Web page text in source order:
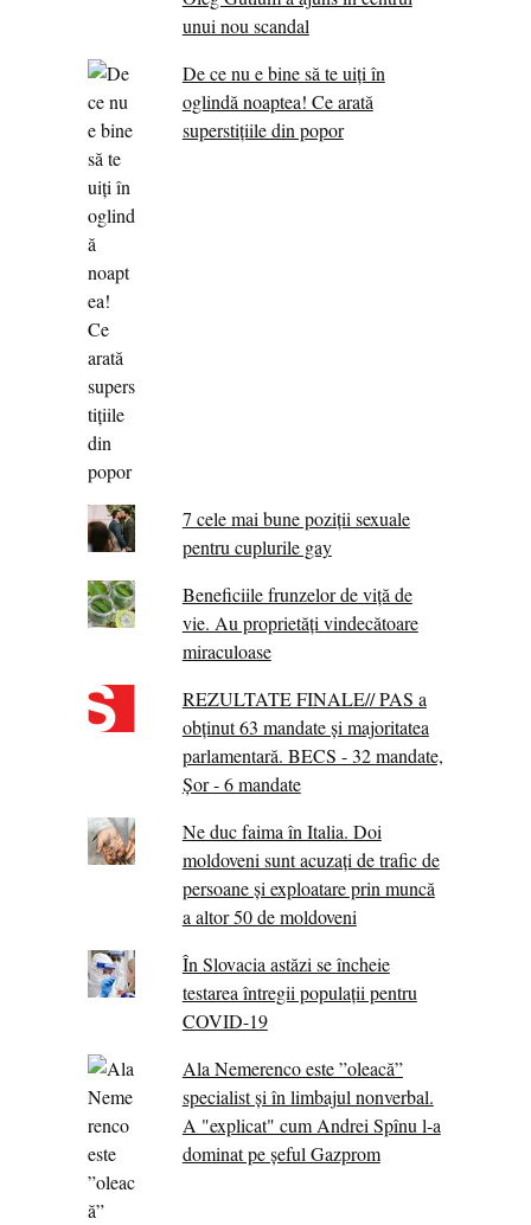
unui nou scandal
De ce nu e bine să te uiți în
oglindă noaptea! Ce arată
superstițiile din popor
7 cele mai bune poziții sexuale
pentru cuplurile gay
Beneficiile frunzelor de viță de
vie. Au proprietăţi vindecătoare
miraculoase
REZULTATE FINALE// PAS a
obținut 63 mandate și majoritatea
parlamentară. BECS - 32 mandate,
Șor - 6 mandate
Ne duc faima în Italia. Doi
moldoveni sunt acuzați de trafic de
persoane și exploatare prin muncă
a altor 50 de moldoveni
În Slovacia astăzi se încheie
testarea întregii populații pentru
COVID-19
Ala Nemerenco este ”oleacă”
specialist și în limbajul nonverbal.
A "explicat" cum Andrei Spînu l-a
dominat pe șeful Gazprom